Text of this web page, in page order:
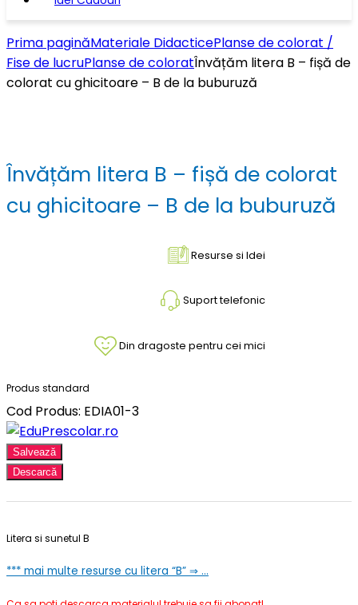
Prima paginăMateriale DidacticePlanse de colorat /
Fise de lucruPlanse de coloratÎnvățăm litera B – fișă de
colorat cu ghicitoare – B de la buburuză
Învățăm litera B – fișă de colorat
cu ghicitoare – B de la buburuză
Resurse si Idei
Suport telefonic
Din dragoste pentru cei mici
Produs standard
Cod Produs: EDIA01-3
Salvează
Descarcă
Litera si sunetul B
*** mai multe resurse cu litera “B” ⇒ …